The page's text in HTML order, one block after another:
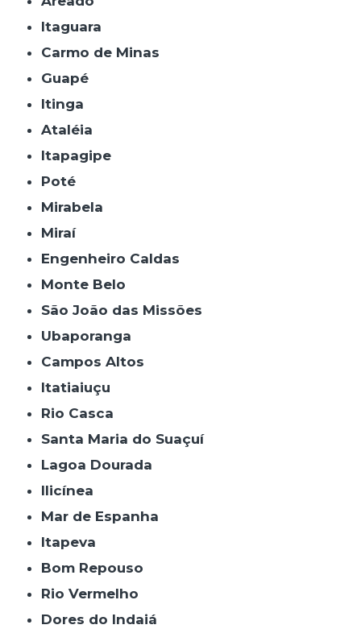
Itaguara
Carmo de Minas
Guapé
Itinga
Ataléia
Itapagipe
Poté
Mirabela
Miraí
Engenheiro Caldas
Monte Belo
São João das Missões
Ubaporanga
Campos Altos
Itatiaiuçu
Rio Casca
Santa Maria do Suaçuí
Lagoa Dourada
Ilicínea
Mar de Espanha
Itapeva
Bom Repouso
Rio Vermelho
Dores do Indaiá